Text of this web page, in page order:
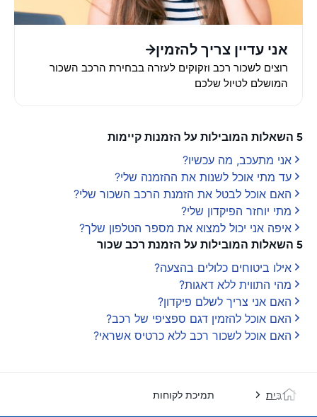
אני עדיין צריך להזמין
רוצים לשכור רכב וזקוקים לעזרה בבחירת הרכב השכור
המושלם לטיול שלכם
5 השאלות המובילות על הזמנות קיימות
אני מתעכב, מה עכשיו?
עד מתי אוכל לשנות את ההזמנה שלי?
האם אוכל לבטל את הזמנת הרכב השכור שלי?
מתי יוחזר הפיקדון שלי?
איפה אני יכול למצוא את מספר הטלפון שלך?
5 השאלות המובילות על הזמנת רכב שכור
אילו ביטוחים כלולים בהצעה?
מהי התווית ללא דאגות?
האם אני צריך לשלם פיקדון?
האם אוכל להזמין דגם ספציפי של רכב?
האם אוכל לשכור רכב ללא כרטיס אשראי?
בַּיִת תמיכת לקוחות